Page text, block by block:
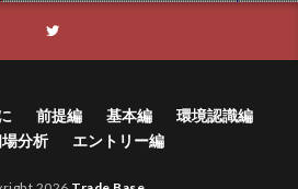
前提編 基本編
環境認識編
分析
エントリー編